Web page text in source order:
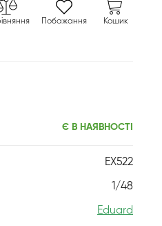
Побажання Кошик
Є В НАЯВНОСТІ
EX522
1/48
Eduard